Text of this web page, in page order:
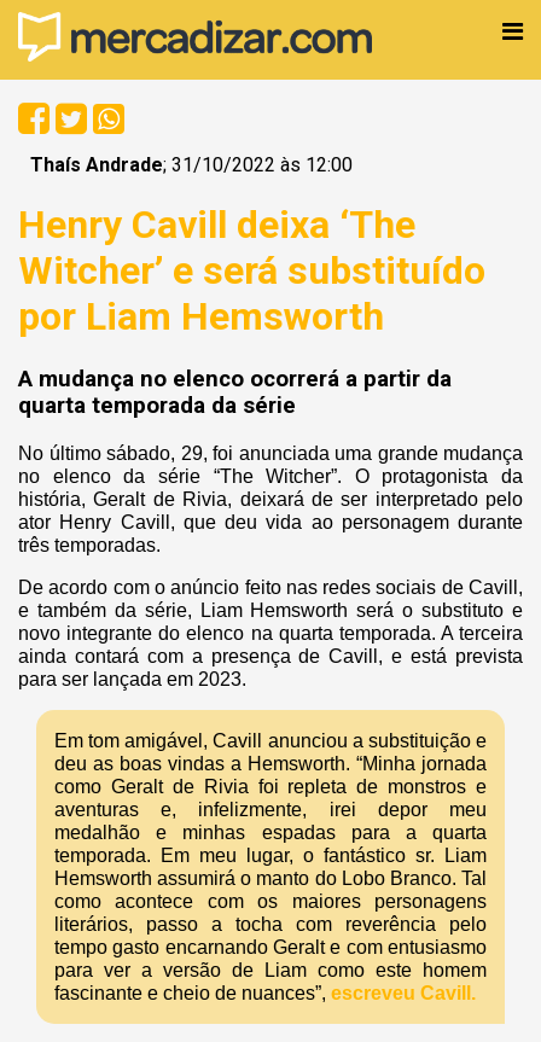
Thaís Andrade; 31/10/2022 às 12:00
Henry Cavill deixa ‘The
Witcher’ e será substituído
por Liam Hemsworth
A mudança no elenco ocorrerá a partir da
quarta temporada da série
No último sábado, 29, foi anunciada uma grande mudança
no elenco da série “The Witcher”. O protagonista da
história, Geralt de Rivia, deixará de ser interpretado pelo
ator Henry Cavill, que deu vida ao personagem durante
três temporadas.
De acordo com o anúncio feito nas redes sociais de Cavill,
e também da série, Liam Hemsworth será o substituto e
novo integrante do elenco na quarta temporada. A terceira
ainda contará com a presença de Cavill, e está prevista
para ser lançada em 2023.
Em tom amigável, Cavill anunciou a substituição e
deu as boas vindas a Hemsworth. “Minha jornada
como Geralt de Rivia foi repleta de monstros e
aventuras e, infelizmente, irei depor meu
medalhão e minhas espadas para a quarta
temporada. Em meu lugar, o fantástico sr. Liam
Hemsworth assumirá o manto do Lobo Branco. Tal
como acontece com os maiores personagens
literários, passo a tocha com reverência pelo
tempo gasto encarnando Geralt e com entusiasmo
para ver a versão de Liam como este homem
fascinante e cheio de nuances”, escreveu Cavill.